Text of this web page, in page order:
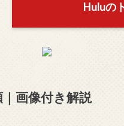
Huluの
画像付き解説